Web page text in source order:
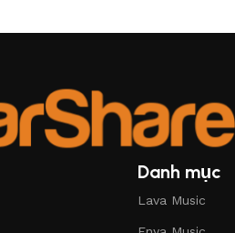
Danh mục
Lava Music